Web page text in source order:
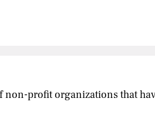
profit organizations that